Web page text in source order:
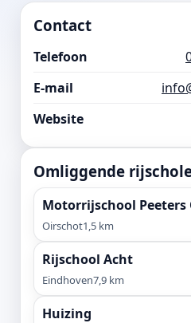
Contact
Telefoon
E-mail
Website
Omliggende
Motorrijschool Peeters
Oirschot1,5 km
Rijschool Acht
Eindhoven7,9 km
Huizing